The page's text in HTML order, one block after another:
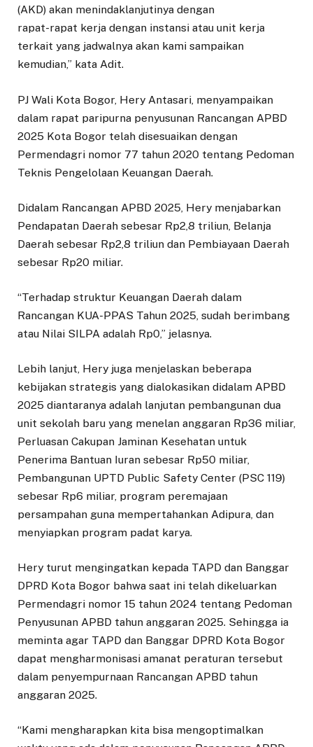
(AKD) akan menindaklanjutinya dengan
rapat-rapat kerja dengan instansi atau unit kerja
terkait yang jadwalnya akan kami sampaikan
kemudian,” kata Adit.
PJ Wali Kota Bogor, Hery Antasari, menyampaikan
dalam rapat paripurna penyusunan Rancangan APBD
2025 Kota Bogor telah disesuaikan dengan
Permendagri nomor 77 tahun 2020 tentang Pedoman
Teknis Pengelolaan Keuangan Daerah.
Didalam Rancangan APBD 2025, Hery menjabarkan
Pendapatan Daerah sebesar Rp2,8 triliun, Belanja
Daerah sebesar Rp2,8 triliun dan Pembiayaan Daerah
sebesar Rp20 miliar.
“Terhadap struktur Keuangan Daerah dalam
Rancangan KUA-PPAS Tahun 2025, sudah berimbang
atau Nilai SILPA adalah Rp0,” jelasnya.
Lebih lanjut, Hery juga menjelaskan beberapa
kebijakan strategis yang dialokasikan didalam APBD
2025 diantaranya adalah lanjutan pembangunan dua
unit sekolah baru yang menelan anggaran Rp36 miliar,
Perluasan Cakupan Jaminan Kesehatan untuk
Penerima Bantuan Iuran sebesar Rp50 miliar,
Pembangunan UPTD Public Safety Center (PSC 119)
sebesar Rp6 miliar, program peremajaan
persampahan guna mempertahankan Adipura, dan
menyiapkan program padat karya.
Hery turut mengingatkan kepada TAPD dan Banggar
DPRD Kota Bogor bahwa saat ini telah dikeluarkan
Permendagri nomor 15 tahun 2024 tentang Pedoman
Penyusunan APBD tahun anggaran 2025. Sehingga ia
meminta agar TAPD dan Banggar DPRD Kota Bogor
dapat mengharmonisasi amanat peraturan tersebut
dalam penyempurnaan Rancangan APBD tahun
anggaran 2025.
“Kami mengharapkan kita bisa mengoptimalkan